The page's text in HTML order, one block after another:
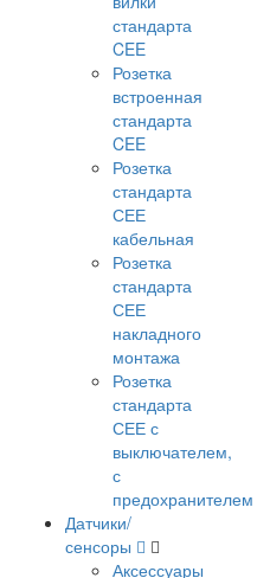
стандарта
CEE
Розетка
встроенная
стандарта
CEE
Розетка
стандарта
СЕЕ
кабельная
Розетка
стандарта
СЕЕ
накладного
монтажа
Розетка
стандарта
СЕЕ с
выключателем,
с
предохранителем
Датчики/
сенсоры
Аксессуары